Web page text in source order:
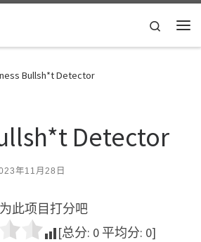
Search
Bullsh*t Detector
Detector
年11月28日
为此项目打分吧
[总分: 0 平均分: 0]